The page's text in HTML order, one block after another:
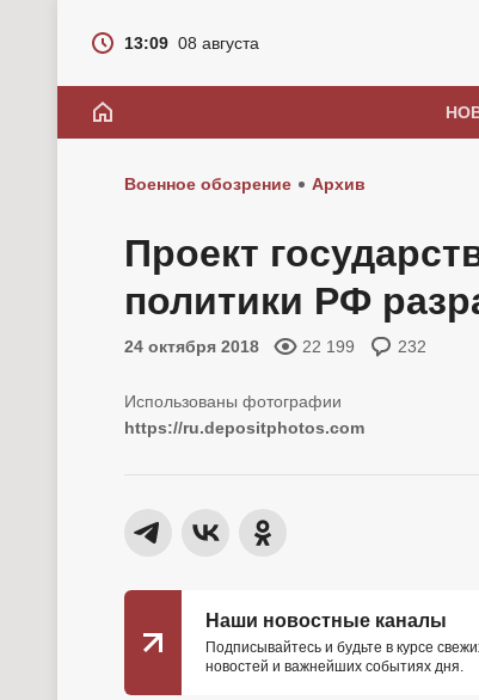
13:09 08 августа
Военное обозрение Архив
Проект
политики РФ
24 октября 2018 22 199 232
https://ru.depositphotos.com
Наши новостные каналы
Подписывайтесь и будьте в курсе
новостей и важнейших событиях дня.